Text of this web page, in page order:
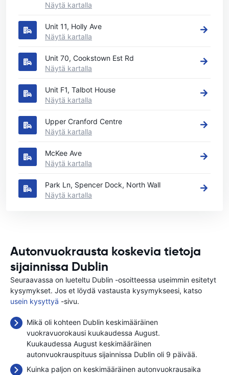
Näytä kartalla
Unit 11, Holly Ave
Näytä kartalla
Unit 70, Cookstown Est Rd
Näytä kartalla
Unit F1, Talbot House
Näytä kartalla
Upper Cranford Centre
Näytä kartalla
McKee Ave
Näytä kartalla
Park Ln, Spencer Dock, North Wall
Näytä kartalla
Autonvuokrausta koskevia tietoja
sijainnissa Dublin
Seuraavassa on lueteltu Dublin -osoitteessa useimmin esitetyt
kysymykset. Jos et löydä vastausta kysymykseesi, katso
usein kysyttyä -sivu.
Mikä oli kohteen Dublin keskimääräinen
vuokravuorokausi kuukaudessa August.
Kuukaudessa August keskimääräinen
autonvuokrauspituus sijainnissa Dublin oli 9 päivää.
Kuinka paljon on keskimääräinen autonvuokrausaika